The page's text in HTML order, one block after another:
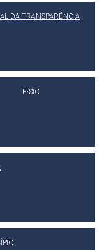
DA TRANSPARÊNCIA
E-SIC